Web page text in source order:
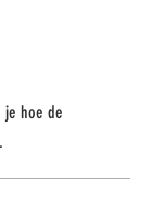
hoe de